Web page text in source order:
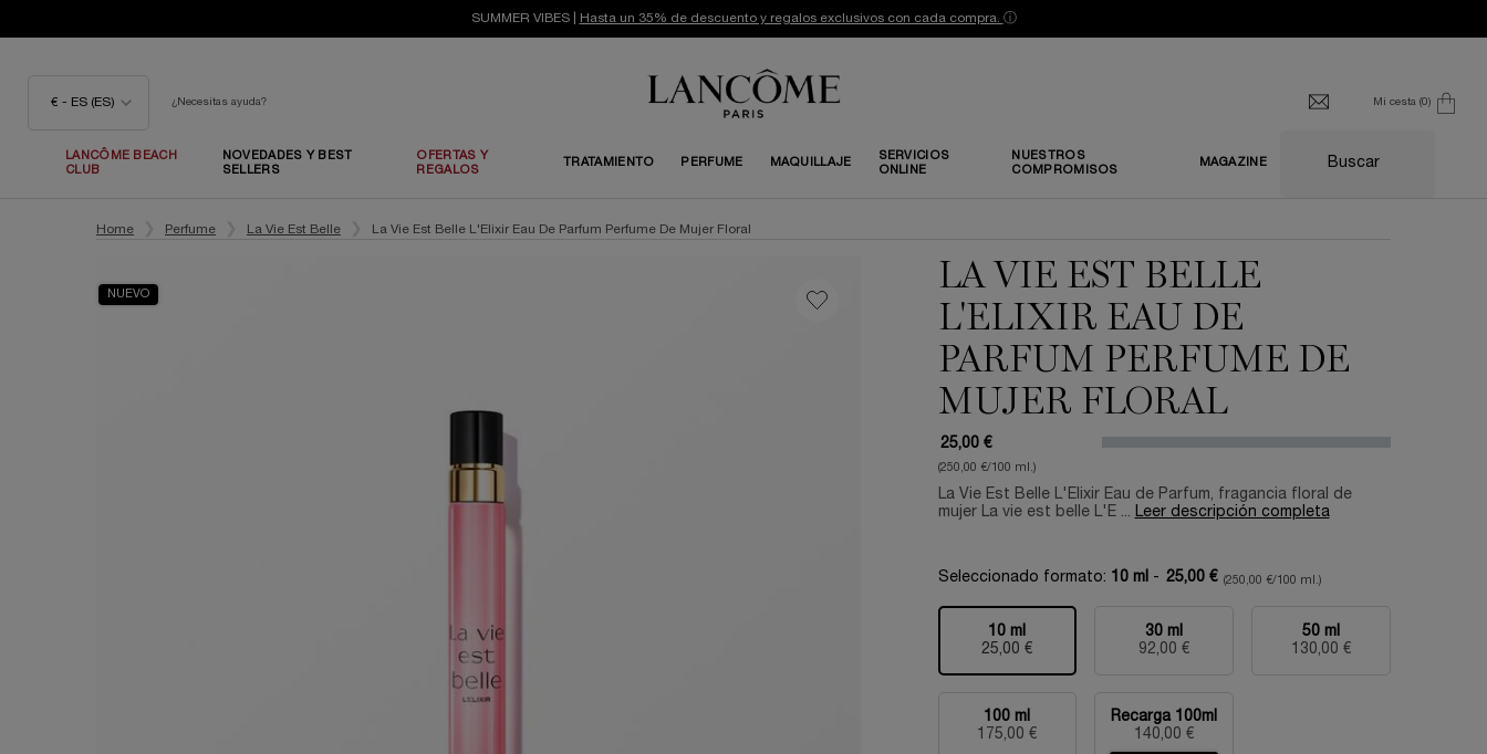
SUMMER VIBES | Hasta un 35% de descuento y regalos exclusivos con cada compra. ⓘ
€ - ES (ES) ¿Necesitas ayuda? Mi cesta 0
0 producto
LANCÔME BEACH
CLUB
NOVEDADES Y BEST
SELLERS
OFERTAS Y
REGALOS
TRATAMIENTO PERFUME MAQUILLAJE
SERVICIOS
ONLINE
NUESTROS
COMPROMISOS
MAGAZINE Buscar
Home
Perfume La Vie Est Belle La Vie Est Belle L'Elixir Eau De Parfum Perfume De Mujer Floral
LA VIE EST BELLE
L'ELIXIR EAU DE
PARFUM PERFUME DE
MUJER FLORAL
25,00 €
(250,00 €/100 ml.)
La Vie Est Belle L'Elixir Eau de Parfum, fragancia floral de
mujer La vie est belle L'E ... Leer descripción completa
NUEVO
Seleccionado formato: 10 ml - 25,00 € (250,00 €/100 ml.)
Selecionado
10 ml
25,00 €
, 1 of 5 Selecionado
30 ml
92,00 €
, 2 of 5 Selecionado
50 ml
130,00 €
, 3 of 5
Selecionado
100 ml
175,00 €
, 4 of 5 Selecionado
Recarga 100ml
140,00 €
, 5 of 5